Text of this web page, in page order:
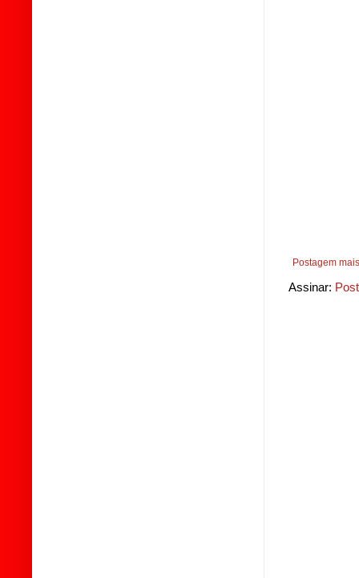
Postagem
Assinar: